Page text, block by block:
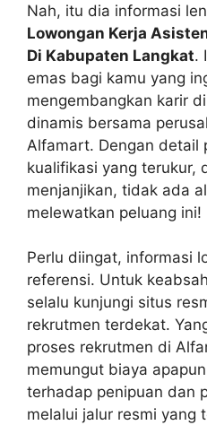
Nah, itu dia informasi
Lowongan Kerja
Di Kabupaten Langkat.
emas bagi kamu yang
mengembangkan karir
dinamis bersama
Alfamart. Dengan detail
kualifikasi yang terukur,
menjanjikan, tidak ada
melewatkan peluang ini!
Perlu diingat, informasi
referensi. Untuk
selalu kunjungi situs
rekrutmen terdekat.
proses rekrutmen di
memungut biaya
terhadap penipuan dan
melalui jalur resmi yang